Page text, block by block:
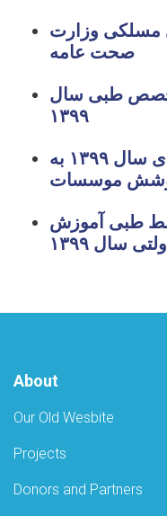
مسلکی وزارت
صحت عامه
تخصص طبی سال
۱۳۹۹
تقسیم اوقات معرفی ترینی های سال ۱۳۹۹ به
موسسات
طبی آموزش
سال ۱۳۹۹
About
Our Old Wesbite
Projects
Donors and Partners